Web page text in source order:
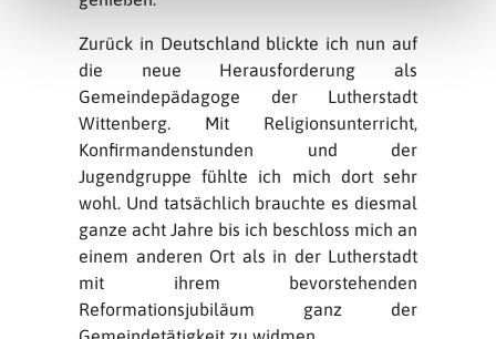
Zurück in Deutschland blickte ich nun auf
die neue Herausforderung als
Gemeindepädagoge der Lutherstadt
Wittenberg. Mit Religionsunterricht,
Konfirmandenstunden und der
Jugendgruppe fühlte ich mich dort sehr
wohl. Und tatsächlich brauchte es diesmal
ganze acht Jahre bis ich beschloss mich an
einem anderen Ort als in der Lutherstadt
mit ihrem bevorstehenden
Reformationsjubiläum ganz der